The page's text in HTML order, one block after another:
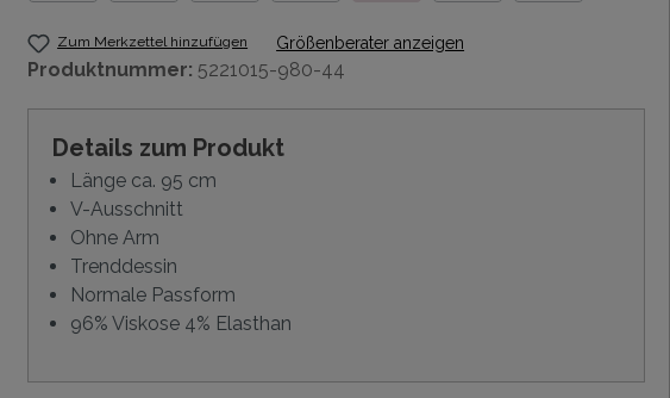
Zum Merkzettel hinzufügen Größenberater anzeigen
Produktnummer: 5221015-980-44
Details zum Produkt
Länge ca. 95 cm
V-Ausschnitt
Ohne Arm
Trenddessin
Normale Passform
96% Viskose 4% Elasthan